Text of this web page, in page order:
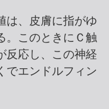
は、皮膚に指がゆ
。このときにＣ触
反応し、この神経
でエンドルフィン